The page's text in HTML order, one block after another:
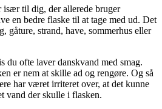
til dig, der allerede bruger
en bedre flaske til at tage med ud. Det
gåture, strand, have, sommerhus eller
du ofte laver danskvand med smag.
er nem at skille ad og rengøre. Og så
har været irriteret over, at det kunne
vand der skulle i flasken.